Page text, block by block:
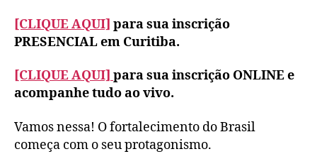
[CLIQUE AQUI] para sua inscrição
PRESENCIAL em Curitiba.
[CLIQUE AQUI] para sua inscrição ONLINE e
acompanhe tudo ao vivo.
Vamos nessa! O fortalecimento do Brasil
começa com o seu protagonismo.